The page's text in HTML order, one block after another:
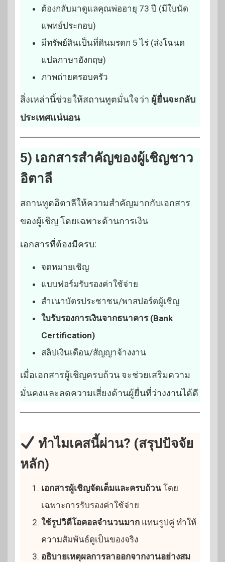
ต้องกลับมาดูแลคุณพ่ออายุ 73 ปี (มีใบนัด
แพทย์ประกอบ)
มีทรัพย์สินเป็นที่ดินมรดก 5 ไร่ (ส่งโฉนด
แปลภาษาอังกฤษ)
ภาพถ่ายครอบครัว
สิ่งเหล่านี้ช่วยให้สถานทูตมั่นใจว่า ผู้ยื่นจะกลับ
ประเทศแน่นอน
5) เอกสารสำคัญของผู้เชิญชาว
อิตาลี
สถานทูตอิตาลีให้ความสำคัญมากกับเอกสาร
ของผู้เชิญ โดยเฉพาะด้านการเงิน
เอกสารที่ต้องมีครบ:
จดหมายเชิญ
แบบฟอร์มรับรองค่าใช้จ่าย
สำเนาบัตรประชาชน/พาสปอร์ตผู้เชิญ
ใบรับรองการเงินจากธนาคาร (Bank
Certification)
สลิปเงินเดือน/สัญญาจ้างงาน
เมื่อเอกสารผู้เชิญครบถ้วน จะช่วยเสริมความ
มั่นคงและลดความเสี่ยงด้านผู้ยื่นที่ว่างงานได้ดี
ทำไมเคสนี้ผ่าน? (สรุปปัจจัย
หลัก)
เอกสารผู้เชิญจัดเต็มและครบถ้วน โดย
เฉพาะการรับรองค่าใช้จ่าย
ใช้รูปวิดีโอคอลจำนวนมาก แทนรูปคู่ ทำให้
ความสัมพันธ์ดูเป็นของจริง
อธิบายเหตุผลการลาออกจากงานอย่างสม